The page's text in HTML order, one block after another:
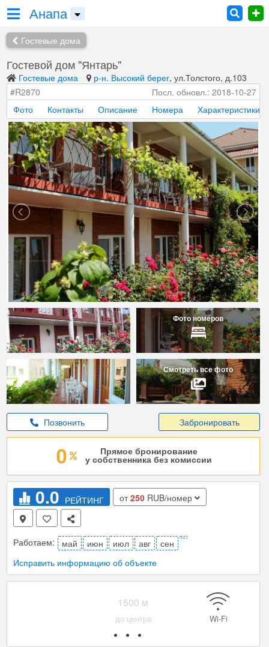
Анапа
Гостевые дома
Гостевой дом "Янтарь"
Гостевые дома р-н. Высокий берег, ул.Толстого, д.103
#R2870
Посл. обновл.: 2018-10-27
Фото
Контакты Описание Номера Характеристики
Фото номеров
Смотреть все фото
Позвонить Забронировать
Прямое бронирование
у собственника без комиссии
0.0 РЕЙТИНГ от250 RUB/номер
Работаем: май июн июл авг
сен
Исправить информацию об объекте
Мангал/ барбекю Уборка